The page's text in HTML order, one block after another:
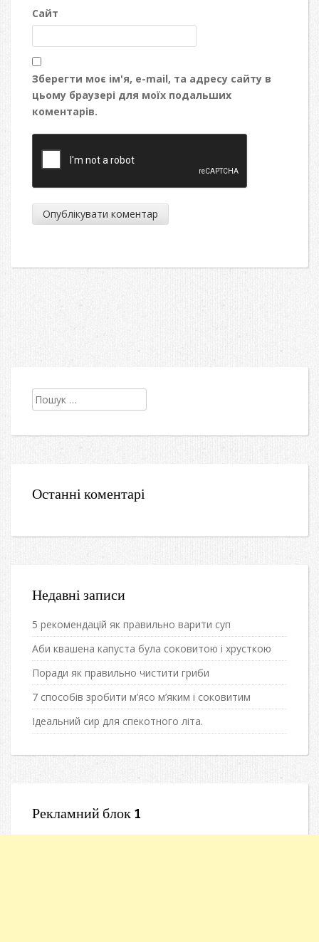
Сайт
Зберегти моє ім'я, e-mail, та адресу сайту в
цьому браузері для моїх подальших
коментарів.
Пошук:
Останні коментарі
Недавні записи
5 рекомендацій як правильно варити суп
Аби квашена капуста була соковитою і хрусткою
Поради як правильно чистити гриби
7 способів зробити м’ясо м’яким і соковитим
Ідеальний сир для спекотного літа.
Рекламний блок 1